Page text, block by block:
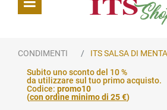
CONDIMENTI ITS SALSA DI
Subito uno sconto del 10 %
da utilizzare sul tuo primo acquisto.
Codice: promo10
(con ordine minimo di 25 €)